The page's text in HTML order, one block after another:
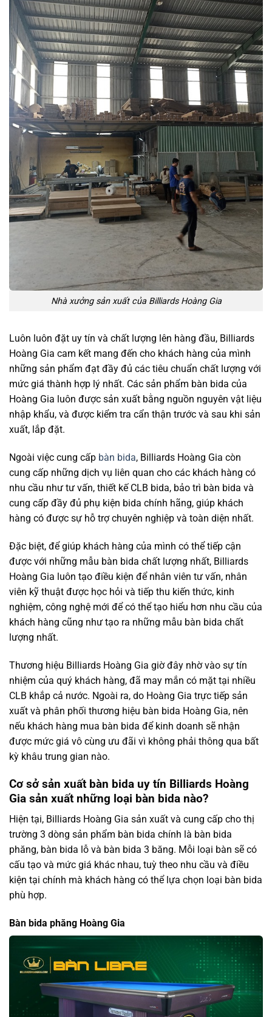
Nhà xưởng sản xuất của Billiards Hoàng Gia
Luôn luôn đặt uy tín và chất lượng lên hàng đầu, Billiards
Hoàng Gia cam kết mang đến cho khách hàng của mình
những sản phẩm đạt đầy đủ các tiêu chuẩn chất lượng với
mức giá thành hợp lý nhất. Các sản phẩm bàn bida của
Hoàng Gia luôn được sản xuất bằng nguồn nguyên vật liệu
nhập khẩu, và được kiểm tra cẩn thận trước và sau khi sản
xuất, lắp đặt.
Ngoài việc cung cấp bàn bida, Billiards Hoàng Gia còn
cung cấp những dịch vụ liên quan cho các khách hàng có
nhu cầu như tư vấn, thiết kế CLB bida, bảo trì bàn bida và
cung cấp đầy đủ phụ kiện bida chính hãng, giúp khách
hàng có được sự hỗ trợ chuyên nghiệp và toàn diện nhất.
Đặc biệt, để giúp khách hàng của mình có thể tiếp cận
được với những mẫu bàn bida chất lượng nhất, Billiards
Hoàng Gia luôn tạo điều kiện để nhân viên tư vấn, nhân
viên kỹ thuật được học hỏi và tiếp thu kiến thức, kinh
nghiệm, công nghệ mới để có thể tạo hiểu hơn nhu cầu của
khách hàng cũng như tạo ra những mẫu bàn bida chất
lượng nhất.
Thương hiệu Billiards Hoàng Gia giờ đây nhờ vào sự tín
nhiệm của quý khách hàng, đã may mắn có mặt tại nhiều
CLB khắp cả nước. Ngoài ra, do Hoàng Gia trực tiếp sản
xuất và phân phối thương hiệu bàn bida Hoàng Gia, nên
nếu khách hàng mua bàn bida để kinh doanh sẽ nhận
được mức giá vô cùng ưu đãi vì không phải thông qua bất
kỳ khâu trung gian nào.
Cơ sở sản xuất bàn bida uy tín Billiards Hoàng
Gia sản xuất những loại bàn bida nào?
Hiện tại, Billiards Hoàng Gia sản xuất và cung cấp cho thị
trường 3 dòng sản phẩm bàn bida chính là bàn bida
phăng, bàn bida lỗ và bàn bida 3 băng. Mỗi loại bàn sẽ có
cấu tạo và mức giá khác nhau, tuỳ theo nhu cầu và điều
kiện tại chính mà khách hàng có thể lựa chọn loại bàn bida
phù hợp.
Bàn bida phăng Hoàng Gia